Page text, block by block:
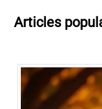
Articles